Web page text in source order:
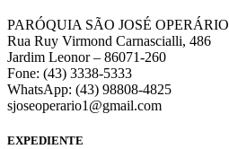
PARÓQUIA SÃO JOSÉ OPERÁRIO
Rua Ruy Virmond Carnascialli, 486
Jardim Leonor – 86071-260
Fone: (43) 3338-5333
WhatsApp: (43) 98808-4825
sjoseoperario1@gmail.com
EXPEDIENTE